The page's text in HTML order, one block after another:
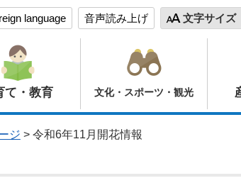
language 音声読み上げ 文字サイズ
て・教育 文化・スポーツ・観光
ジ > 令和6年11月開花情報